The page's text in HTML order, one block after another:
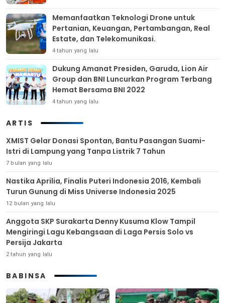
Memanfaatkan Teknologi Drone untuk
Pertanian, Keuangan, Pertambangan, Real
Estate, dan Telekomunikasi.
4 tahun yang lalu
Dukung Amanat Presiden, Garuda, Lion Air
Group dan BNI Luncurkan Program Terbang
Hemat Bersama BNI 2022
4 tahun yang lalu
ARTIS
XMIST Gelar Donasi Spontan, Bantu Pasangan Suami-
Istri di Lampung yang Tanpa Listrik 7 Tahun
7 bulan yang lalu
Nastika Aprilia, Finalis Puteri Indonesia 2016, Kembali
Turun Gunung di Miss Universe Indonesia 2025
12 bulan yang lalu
Anggota SKP Surakarta Denny Kusuma Klow Tampil
Mengiringi Lagu Kebangsaan di Laga Persis Solo vs
Persija Jakarta
2 tahun yang lalu
BABINSA